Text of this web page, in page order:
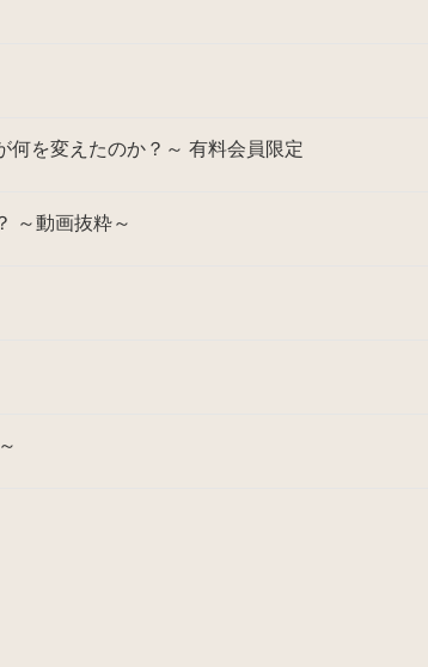
何を変えたのか？～ 有料会員限定
～動画抜粋～